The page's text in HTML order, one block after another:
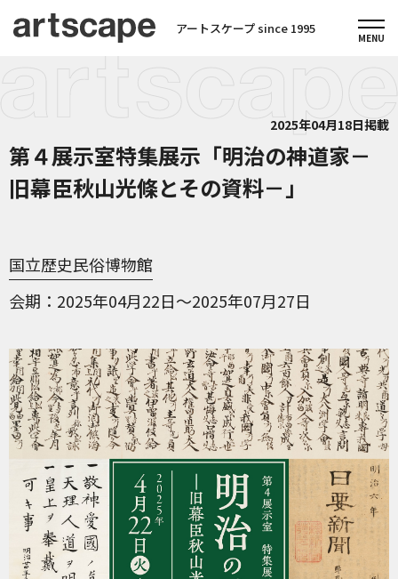
アートスケープ since 1995
2025年04月18日掲載
第４展示室特集展示「明治の神道家－
旧幕臣秋山光條とその資料－」
国立歴史民俗博物館
会期
2025年04月22日～2025年07月27日